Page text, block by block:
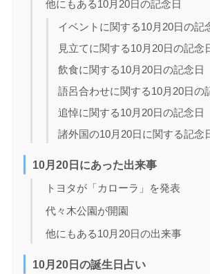
他にもある10月20日の記念日
イベントに関する10月20日の記
見立てに関する10月20日の記念
飲食に関する10月20日の記念日
語呂合わせに関する10月20日の
追悼に関する10月20日の記念日
諸外国の10月20日に関する記念
10月20日にあった出来事
トヨタが「カローラ」を発表
代々木公園が開園
他にもある10月20日の出来事
10月20日の誕生日占い